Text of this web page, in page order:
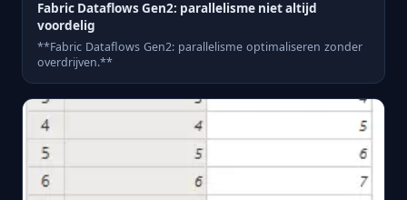
Fabric Dataflows Gen2: parallelisme niet altijd
voordelig
**Fabric Dataflows Gen2: parallelisme optimaliseren zonder
overdrijven.**